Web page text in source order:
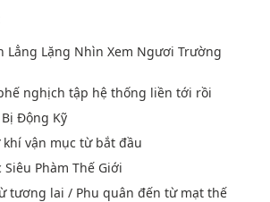
Lẳng Lặng Nhìn Xem Ngươi Trường
nghịch tập hệ thống liền tới rồi
Động Kỹ
vận mục từ bắt đầu
Siêu Phàm Thế Giới
tương lai / Phu quân đến từ mạt thế